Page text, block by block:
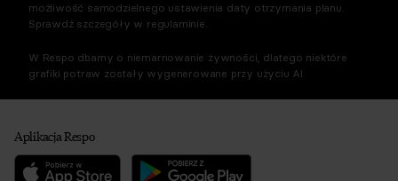
możliwość samodzielnego ustawienia daty otrzymania planu.
Sprawdź szczegóły w regulaminie.
W Respo dbamy o niemarnowanie żywności, dlatego niektóre
grafiki potraw zostały wygenerowane przy użyciu AI.
Aplikacja Respo